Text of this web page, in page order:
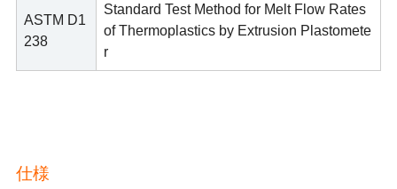
ASTM D1
238
Standard Test Method for Melt Flow Rates
of Thermoplastics by Extrusion Plastomete
r
仕様